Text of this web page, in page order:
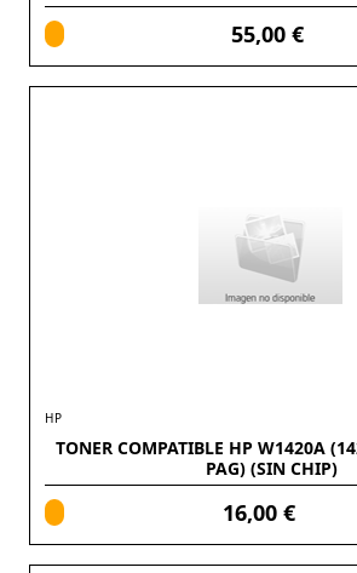
55,00 €
HP
TONER COMPATIBLE HP W1420A
PAG) (SIN CHIP)
16,00 €